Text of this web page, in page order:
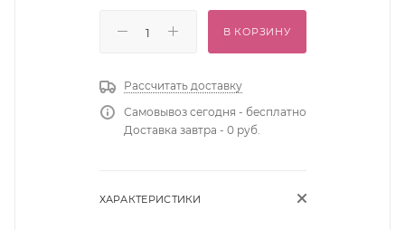
В КОРЗИНУ
Рассчитать доставку
Самовывоз сегодня - бесплатно
Доставка завтра - 0 руб.
ХАРАКТЕРИСТИКИ